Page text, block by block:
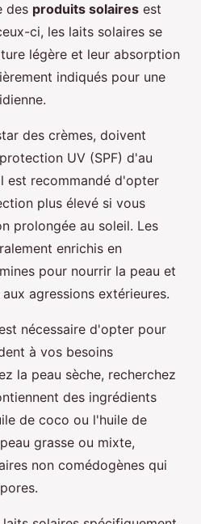
des produits solaires est
ci, les laits solaires se
légère et leur absorption
indiqués pour une
des crèmes, doivent
UV (SPF) d'au
est recommandé d'opter
plus élevé si vous
prolongée au soleil. Les
enrichis en
pour nourrir la peau et
agressions extérieures.
nécessaire d'opter pour
à vos besoins
la peau sèche, recherchez
des ingrédients
de coco ou l'huile de
grasse ou mixte,
non comédogènes qui